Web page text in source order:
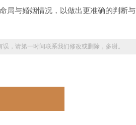
局与婚姻情况，以做出更准确的判断与
，请第一时间联系我们修改或删除，多谢。